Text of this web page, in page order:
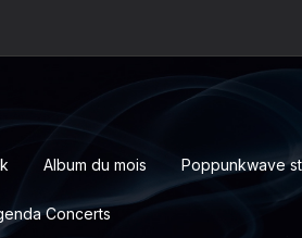
Album du mois Poppunkwave
Concerts